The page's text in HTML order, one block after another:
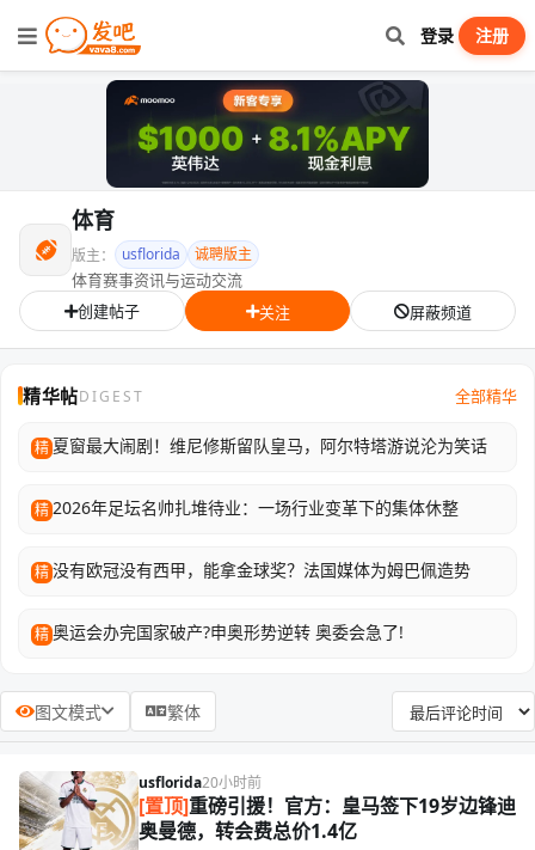
登录 注册
体育
版主： usflorida 诚聘版主
体育赛事资讯与运动交流
创建帖子
关注 屏蔽频道
精华帖DIGEST 全部精华
精 夏窗最大闹剧！维尼修斯留队皇马，阿尔特塔游说沦为笑话
精2026年足坛名帅扎堆待业：一场行业变革下的集体休整
精没有欧冠没有西甲，能拿金球奖？法国媒体为姆巴佩造势
精奥运会办完国家破产?申奥形势逆转 奥委会急了!
图文模式 繁体
usflorida20小时前
[置顶]重磅引援！官方：皇马签下19岁边锋迪
奥曼德，转会费总价1.4亿